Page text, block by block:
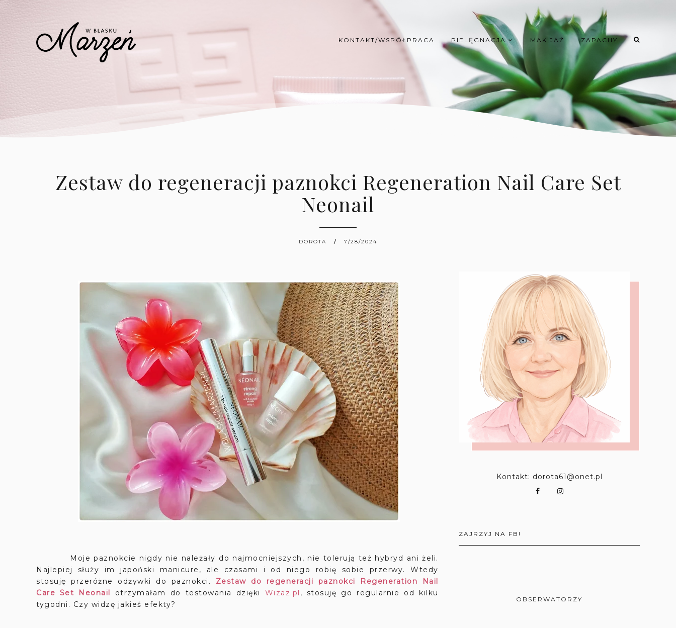
KONTAKT/WSPÓŁPRACA PIELĘGNACJA MAKIJAŻ ZAPACHY
Zestaw do regeneracji paznokci Regeneration Nail Care Set
Neonail
DOROTA 7/28/2024
Moje paznokcie nigdy nie należały do najmocniejszych, nie tolerują też hybryd ani żeli.
Najlepiej służy im japoński manicure, ale czasami i od niego robię sobie przerwy. Wtedy
stosuję przeróżne odżywki do paznokci. Zestaw do regeneracji paznokci Regeneration Nail
Care Set Neonail
otrzymałam do testowania dzięki Wizaz.pl , stosuję go regularnie od kilku
tygodni. Czy widzę jakieś efekty?
Kontakt: dorota61@onet.pl
ZAJRZYJ NA FB!
OBSERWATORZY